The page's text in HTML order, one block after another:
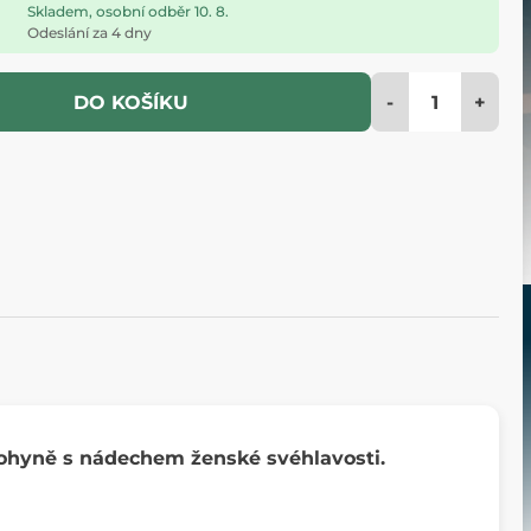
Skladem, osobní odběr 10. 8.
Odeslání za 4 dny
DO KOŠÍKU - +
s nádechem ženské svéhlavosti.